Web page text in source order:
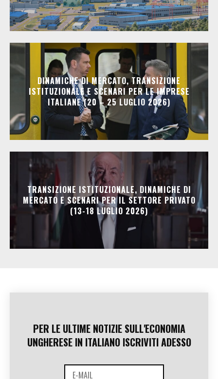
DINAMICHE DI MERCATO, TRANSIZIONE
ISTITUZIONALE E SCENARI PER LE IMPRESE
ITALIANE (20 – 25 LUGLIO 2026)
TRANSIZIONE ISTITUZIONALE, DINAMICHE DI
MERCATO E SCENARI PER IL SETTORE PRIVATO
(13-18 LUGLIO 2026)
PER LE ULTIME NOTIZIE SULL'ECONOMIA
UNGHERESE IN ITALIANO ISCRIVITI ADESSO